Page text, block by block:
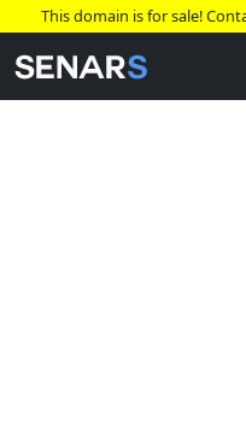
This domain is for sale!